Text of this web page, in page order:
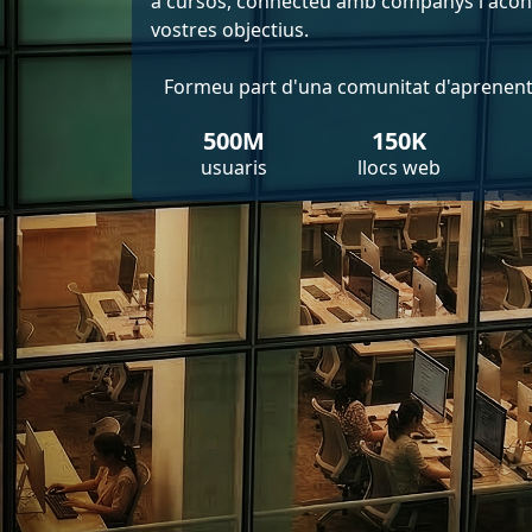
vostres objectius.
Formeu part d'una comunitat
500M
usuaris
150K
llocs web